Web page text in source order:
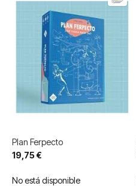
Plan Ferpecto
19,75 €
No está disponible